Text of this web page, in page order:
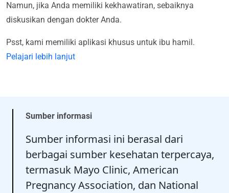
Namun, jika Anda memiliki kekhawatiran, sebaiknya
diskusikan dengan dokter Anda.
Psst, kami memiliki aplikasi khusus untuk ibu hamil.
Pelajari lebih lanjut
Sumber informasi
Sumber informasi ini berasal dari
berbagai sumber kesehatan terpercaya,
termasuk Mayo Clinic, American
Pregnancy Association, dan National